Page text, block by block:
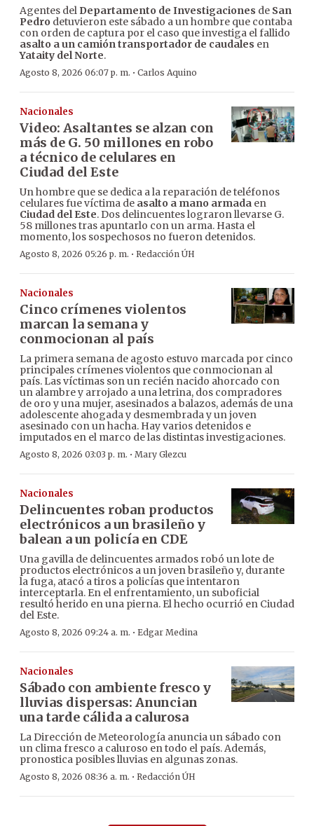
Agentes del Departamento de Investigaciones de San
Pedro detuvieron este sábado a un hombre que contaba
con orden de captura por el caso que investiga el fallido
asalto a un camión transportador de caudales en
Yataity del Norte.
Agosto 8, 2026 06:07 p. m. · Carlos Aquino
Nacionales
Video: Asaltantes se alzan con
más de G. 50 millones en robo
a técnico de celulares en
Ciudad del Este
Un hombre que se dedica a la reparación de teléfonos
celulares fue víctima de asalto a mano armada en
Ciudad del Este. Dos delincuentes lograron llevarse G.
58 millones tras apuntarlo con un arma. Hasta el
momento, los sospechosos no fueron detenidos.
Agosto 8, 2026 05:26 p. m. · Redacción ÚH
Nacionales
Cinco crímenes violentos
marcan la semana y
conmocionan al país
La primera semana de agosto estuvo marcada por cinco
principales crímenes violentos que conmocionan al
país. Las víctimas son un recién nacido ahorcado con
un alambre y arrojado a una letrina, dos compradores
de oro y una mujer, asesinados a balazos, además de una
adolescente ahogada y desmembrada y un joven
asesinado con un hacha. Hay varios detenidos e
imputados en el marco de las distintas investigaciones.
Agosto 8, 2026 03:03 p. m. · Mary Glezcu
Nacionales
Delincuentes roban productos
electrónicos a un brasileño y
balean a un policía en CDE
Una gavilla de delincuentes armados robó un lote de
productos electrónicos a un joven brasileño y, durante
la fuga, atacó a tiros a policías que intentaron
interceptarla. En el enfrentamiento, un suboficial
resultó herido en una pierna. El hecho ocurrió en Ciudad
del Este.
Agosto 8, 2026 09:24 a. m. · Edgar Medina
Nacionales
Sábado con ambiente fresco y
lluvias dispersas: Anuncian
una tarde cálida a calurosa
La Dirección de Meteorología anuncia un sábado con
un clima fresco a caluroso en todo el país. Además,
pronostica posibles lluvias en algunas zonas.
Agosto 8, 2026 08:36 a. m. · Redacción ÚH